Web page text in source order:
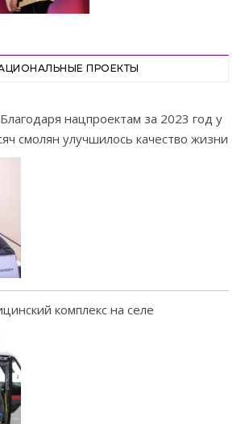
ПРОЕКТЫ
нацпроектам за 2023 год у
смолян улучшилось качество жизни
комплекс на селе